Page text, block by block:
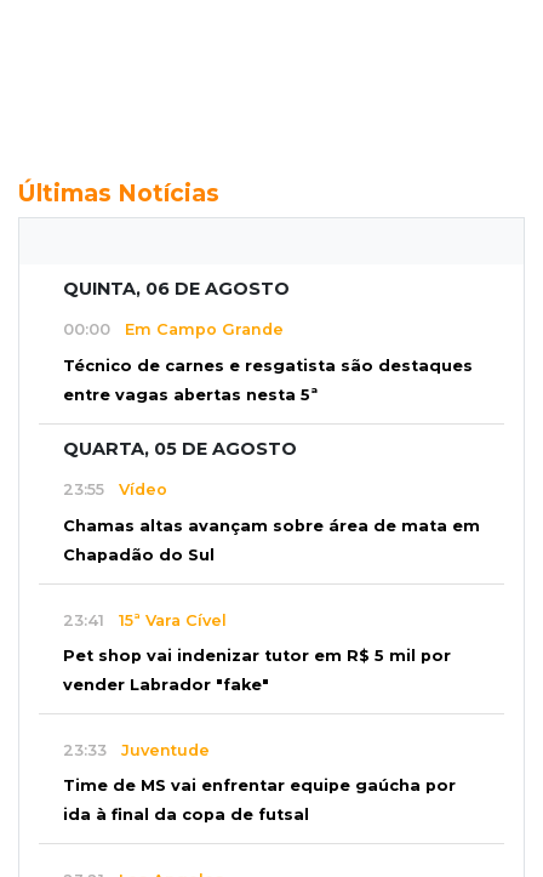
Últimas Notícias
QUINTA, 06 DE AGOSTO
00:00 Em Campo Grande
Técnico de carnes e resgatista são destaques
entre vagas abertas nesta 5ª
QUARTA, 05 DE AGOSTO
23:55 Vídeo
Chamas altas avançam sobre área de mata em
Chapadão do Sul
23:41 15ª Vara Cível
Pet shop vai indenizar tutor em R$ 5 mil por
vender Labrador "fake"
23:33 Juventude
Time de MS vai enfrentar equipe gaúcha por
ida à final da copa de futsal